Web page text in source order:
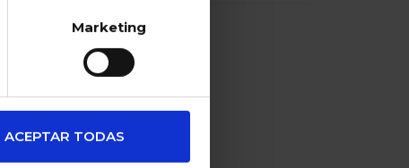
Marketing
ACEPTAR TODASfamilias